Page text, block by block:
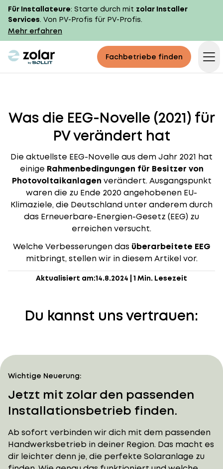
Für Installateure: Starte durch mit zolar Installer
Services. Von PV-Profis für PV-Profis.
Mehr erfahren
zolar logo Fachbetriebe finden
Was die EEG-Novelle (2021) für
PV verändert hat
Die aktuellste EEG-Novelle aus dem Jahr 2021 hat
einige Rahmenbedingungen für Besitzer von
Photovoltaikanlagen verändert. Ausgangspunkt
waren die zu Ende 2020 angehobenen EU-
Klimaziele, die Deutschland unter anderem durch
das Erneuerbare-Energien-Gesetz (EEG) zu
erreichen versucht.
Welche Verbesserungen das überarbeitete EEG
mitbringt, stellen wir in diesem Artikel vor.
Aktualisiert am:14.8.2024 1 Min. Lesezeit
Du kannst uns vertrauen:
Wichtige Neuerung:
Jetzt mit zolar den passenden
Installationsbetrieb finden.
Ab sofort verbinden wir dich mit dem passenden
Handwerksbetrieb in deiner Region. Das macht es
dir leichter denn je, die perfekte Solaranlage zu